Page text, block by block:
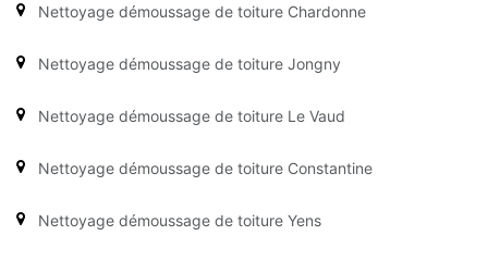
Nettoyage démoussage de toiture Chardonne
Nettoyage démoussage de toiture Jongny
Nettoyage démoussage de toiture Le Vaud
Nettoyage démoussage de toiture Constantine
Nettoyage démoussage de toiture Yens